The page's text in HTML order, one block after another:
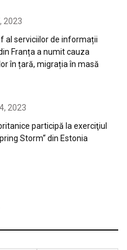
2023
al serviciilor de informații
Franța a numit cauza
în țară, migrația în masă
2023
participă la exerciţiul
Storm“ din Estonia